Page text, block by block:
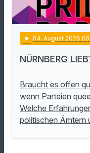
play_arrow 04. August 2026
NÜRNBERG
Braucht es offen
wenn Parteien
Welche
politischen Ämtern